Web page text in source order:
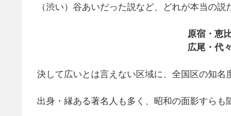
（渋い）谷あいだった説など、どれが本当の
原宿・恵
広尾・代
決して広いとは言えない区域に、全国区の知名
出身・縁ある著名人も多く、昭和の面影すらも